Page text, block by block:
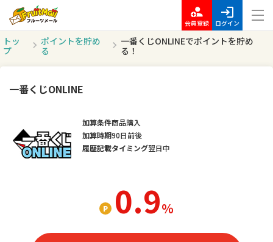
会員登録 ログイン
トッ
プ
ポイントを貯め
る
一番くじONLINEでポイントを貯め
る！
一番くじONLINE
0.9％
加算条件商品購入
加算時期90日前後
履歴記載タイミング翌日中